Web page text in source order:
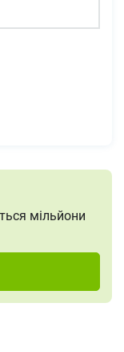
мільйони